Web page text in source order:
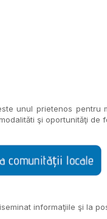
unul prietenos
şi oportunităţi
informaţiile şi la